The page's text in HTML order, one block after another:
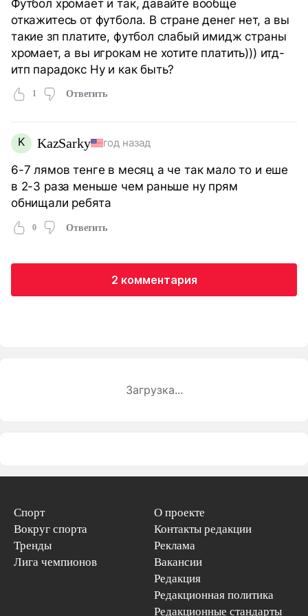
откажитесь от футбола. В стране денег нет, а вы
такие зп платите, футбол слабый имидж страны
хромает, а вы игрокам не хотите платить))) итд-
итп парадокс Ну и как быть?
1 Ответить
K KazSarky год назад
6-7 лямов тенге в месяц а че так мало то и еше
в 2-3 раза меньше чем раньше ну прям
обнищали ребята
0 Ответить
2 комментария
Загрузка...
Спорт
Вокруг спорта
Тренды
Лига чемпионов
О проекте
Контакты редакции
Реклама
Вакансии
Редакция
Редакционная политика
Редакционные стандарты